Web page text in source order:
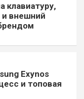
клавиатуру,
и внешний
Exynos
и топовая